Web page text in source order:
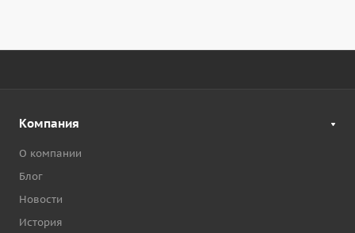
Компания
О компании
Блог
Новости
История